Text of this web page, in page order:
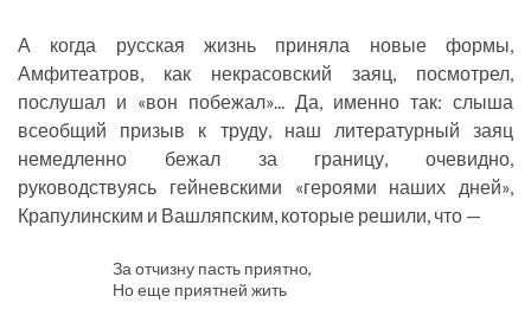
А когда русская жизнь приняла новые формы,
Амфитеатров, как некрасовский заяц, посмотрел,
послушал и «вон побежал»... Да, именно так: слыша
всеобщий призыв к труду, наш литературный заяц
немедленно бежал за границу, очевидно,
руководствуясь гейневскими «героями наших дней»,
Крапулинским и Вашляпским, которые решили, что —
За отчизну пасть приятно,
Но еще приятней жить